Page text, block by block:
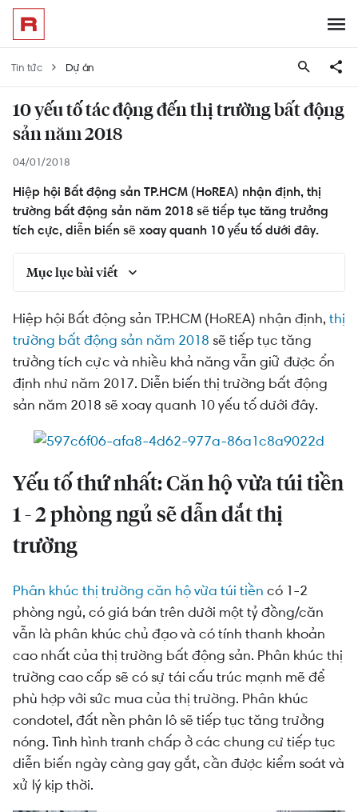
Tin tức Dự án
10 yếu tố tác động đến thị trường bất động
sản năm 2018
04/01/2018
Hiệp hội Bất động sản TP.HCM (HoREA) nhận định, thị
trường bất động sản năm 2018 sẽ tiếp tục tăng trưởng
tích cực, diễn biến sẽ xoay quanh 10 yếu tố dưới đây.
Mục lục bài viết
Yếu tố thứ nhất: Căn hộ vừa túi tiền 1 - 2 phòng
ngủ sẽ dẫn dắt thị trường
Yếu tố thứ hai: Tăng trưởng GDP sẽ kích cầu thị
trường bất động sản
Yếu tố thứ ba: Tình trạng lệch pha cung cầu sẽ
từ đất nông nghiệp sang đất công nghiệp
Yếu tố thứ năm: Kỹ thuật số thúc đẩy kinh doanh
bất động sản qua mạng
luật
Yếu tố thứ bảy: Hoạt động M&A sẽ phát triển
mạnh
Yếu tố thứ tám: Dòng vốn đầu tư từ nước ngoài
kích cầu thị trường BĐS trong nước
Yếu tố thứ chín: Khó xảy ra bong bóng BĐS
trong năm 2018
Yếu tố thứ mười: Gia tăng cải tạo, chỉnh trang lại
chung cư cũ
Hiệp hội Bất động sản TP.HCM (HoREA) nhận định, thị
trường bất động sản năm 2018 sẽ tiếp tục tăng
trưởng tích cực và nhiều khả năng vẫn giữ được ổn
định như năm 2017. Diễn biến thị trường bất động
sản năm 2018 sẽ xoay quanh 10 yếu tố dưới đây.
Yếu tố thứ nhất: Căn hộ vừa túi tiền
1 - 2 phòng ngủ sẽ dẫn dắt thị
trường
Phân khúc thị trường căn hộ vừa túi tiền có 1-2
phòng ngủ, có giá bán trên dưới một tỷ đồng/căn
vẫn là phân khúc chủ đạo và có tính thanh khoản
cao nhất của thị trường bất động sản. Phân khúc thị
trường cao cấp sẽ có sự tái cấu trúc mạnh mẽ để
phù hợp với sức mua của thị trường. Phân khúc
condotel, đất nền phân lô sẽ tiếp tục tăng trưởng
nóng. Tình hình tranh chấp ở các chung cư tiếp tục
diễn biến ngày càng gay gắt, cần được kiểm soát và
xử lý kịp thời.